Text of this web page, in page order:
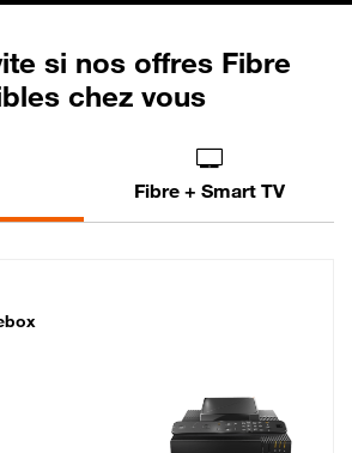
si nos offres Fibre
chez vous
Fibre + Smart TV
Livebox Lite Fibre